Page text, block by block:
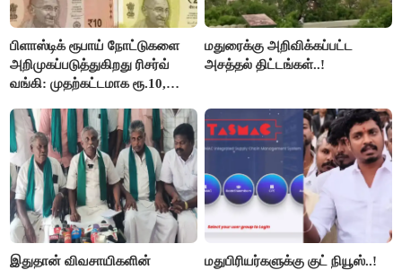
பிளாஸ்டிக் ரூபாய் நோட்டுகளை
அறிமுகப்படுத்துகிறது ரிசர்வ்
வங்கி: முதற்கட்டமாக ரூ.10,
மதுரைக்கு அறிவிக்கப்பட்ட
அசத்தல் திட்டங்கள்..!
இதுதான் விவசாயிகளின்
மதுபிரியர்களுக்கு குட் நியூஸ்..!